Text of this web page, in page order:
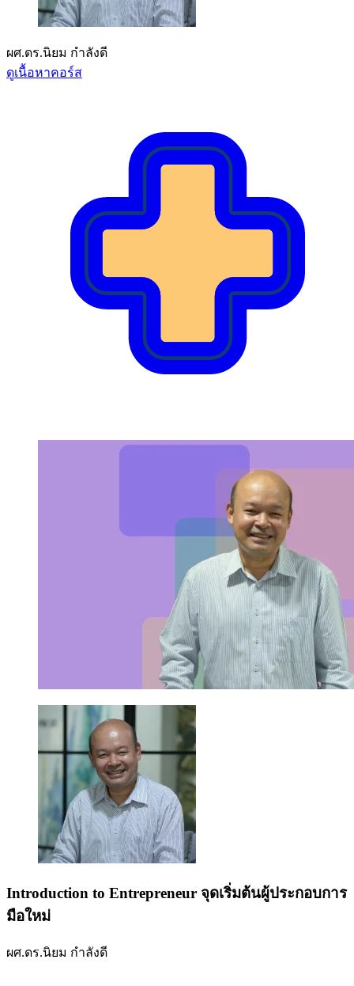
ผศ.ดร.นิยม กำลังดี
ดูเนื้อหาคอร์ส
Introduction to Entrepreneur จุดเริ่มต้นผู้ประกอบการ
มือใหม่
ผศ.ดร.นิยม กำลังดี